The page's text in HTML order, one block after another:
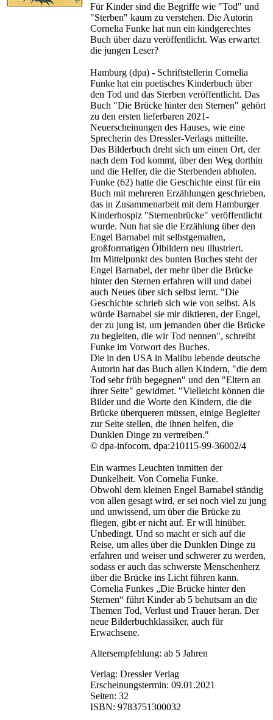
Für Kinder sind die Begriffe wie "Tod" und
"Sterben" kaum zu verstehen. Die Autorin
Cornelia Funke hat nun ein kindgerechtes
Buch über dazu veröffentlicht. Was erwartet
die jungen Leser?
Hamburg (dpa) - Schriftstellerin Cornelia
Funke hat ein poetisches Kinderbuch über
den Tod und das Sterben veröffentlicht. Das
Buch "Die Brücke hinter den Sternen" gehört
zu den ersten lieferbaren 2021-
Neuerscheinungen des Hauses, wie eine
Sprecherin des Dressler-Verlags mitteilte.
Das Bilderbuch dreht sich um einen Ort, der
nach dem Tod kommt, über den Weg dorthin
und die Helfer, die die Sterbenden abholen.
Funke (62) hatte die Geschichte einst für ein
Buch mit mehreren Erzählungen geschrieben,
das in Zusammenarbeit mit dem Hamburger
Kinderhospiz "Sternenbrücke" veröffentlicht
wurde. Nun hat sie die Erzählung über den
Engel Barnabel mit selbstgemalten,
großformatigen Ölbildern neu illustriert.
Im Mittelpunkt des bunten Buches steht der
Engel Barnabel, der mehr über die Brücke
hinter den Sternen erfahren will und dabei
auch Neues über sich selbst lernt. "Die
Geschichte schrieb sich wie von selbst. Als
würde Barnabel sie mir diktieren, der Engel,
der zu jung ist, um jemanden über die Brücke
zu begleiten, die wir Tod nennen", schreibt
Funke im Vorwort des Buches.
Die in den USA in Malibu lebende deutsche
Autorin hat das Buch allen Kindern, "die dem
Tod sehr früh begegnen" und den "Eltern an
ihrer Seite" gewidmet. "Vielleicht können die
Bilder und die Worte den Kindern, die die
Brücke überqueren müssen, einige Begleiter
zur Seite stellen, die ihnen helfen, die
Dunklen Dinge zu vertreiben."
© dpa-infocom, dpa:210115-99-36002/4
Ein warmes Leuchten inmitten der
Dunkelheit. Von Cornelia Funke.
Obwohl dem kleinen Engel Barnabel ständig
von allen gesagt wird, er sei noch viel zu jung
und unwissend, um über die Brücke zu
fliegen, gibt er nicht auf. Er will hinüber.
Unbedingt. Und so macht er sich auf die
Reise, um alles über die Dunklen Dinge zu
erfahren und weiser und schwerer zu werden,
sodass er auch das schwerste Menschenherz
über die Brücke ins Licht führen kann.
Cornelia Funkes „Die Brücke hinter den
Sternen“ führt Kinder ab 5 behutsam an die
Themen Tod, Verlust und Trauer heran. Der
neue Bilderbuchklassiker, auch für
Erwachsene.
Altersempfehlung: ab 5 Jahren
Verlag: Dressler Verlag
Erscheinungstermin: 09.01.2021
Seiten: 32
ISBN: 9783751300032